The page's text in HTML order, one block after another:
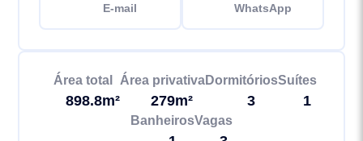
E-mail WhatsApp
Área total
898.8m²
Área privativa
279m²
Dormitórios
3
Suítes
1
BanheirosVagas